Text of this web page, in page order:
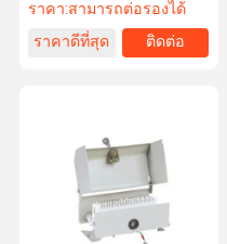
110 เทอร์มินัลบล็อก
การต่อสายไฟเบอร์ออปติก
IDC Terminal Block
ราคา:สามารถต่อรองได้
ราคาดีที่สุด
ติดต่อ